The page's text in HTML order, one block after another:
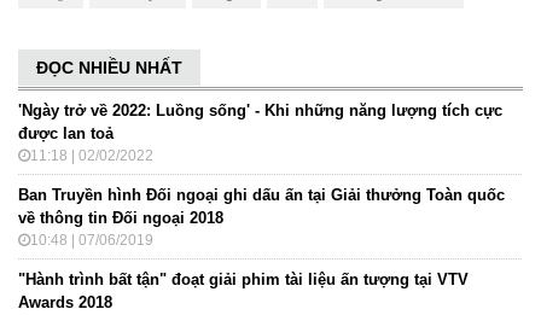
ĐỌC NHIỀU NHẤT
'Ngày trở về 2022: Luồng sống' - Khi những năng lượng tích cực
được lan toả
11:18 | 02/02/2022
Ban Truyền hình Đối ngoại ghi dấu ấn tại Giải thưởng Toàn quốc
về thông tin Đối ngoại 2018
10:48 | 07/06/2019
"Hành trình bất tận" đoạt giải phim tài liệu ấn tượng tại VTV
Awards 2018